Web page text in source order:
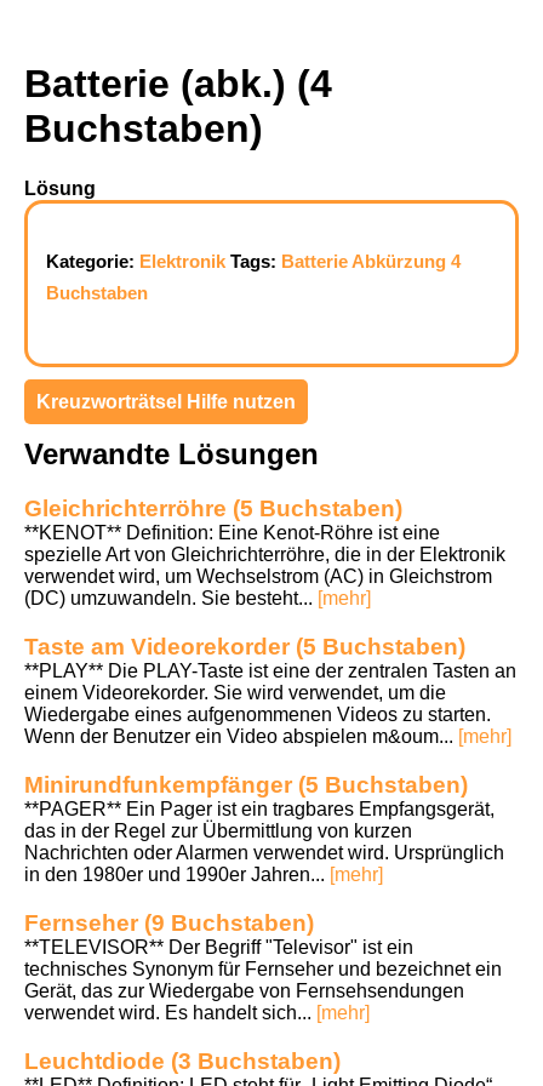
Batterie (abk.) (4
Buchstaben)
Lösung
Kategorie: Elektronik Tags: BatterieAbkürzung 4
Buchstaben
Kreuzworträtsel Hilfe nutzen
Verwandte Lösungen
Gleichrichterröhre (5 Buchstaben)
**KENOT** Definition: Eine Kenot-Röhre ist eine
spezielle Art von Gleichrichterröhre, die in der Elektronik
verwendet wird, um Wechselstrom (AC) in Gleichstrom
(DC) umzuwandeln. Sie besteht... [mehr]
Taste am Videorekorder (5 Buchstaben)
**PLAY** Die PLAY-Taste ist eine der zentralen Tasten an
einem Videorekorder. Sie wird verwendet, um die
Wiedergabe eines aufgenommenen Videos zu starten.
Wenn der Benutzer ein Video abspielen m&oum... [mehr]
Minirundfunkempfänger (5 Buchstaben)
**PAGER** Ein Pager ist ein tragbares Empfangsgerät,
das in der Regel zur Übermittlung von kurzen
Nachrichten oder Alarmen verwendet wird. Ursprünglich
in den 1980er und 1990er Jahren... [mehr]
Fernseher (9 Buchstaben)
**TELEVISOR** Der Begriff "Televisor" ist ein
technisches Synonym für Fernseher und bezeichnet ein
Gerät, das zur Wiedergabe von Fernsehsendungen
verwendet wird. Es handelt sich... [mehr]
Leuchtdiode (3 Buchstaben)